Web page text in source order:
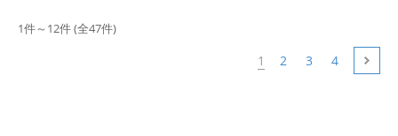
1件～12件 (全47件)
1 2 3 4